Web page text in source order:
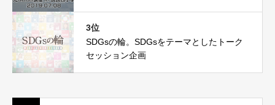
3位
SDGsの輪。SDGsをテーマとしたトーク
セッション企画